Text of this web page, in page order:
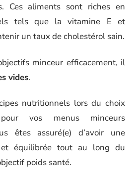
Ces aliments sont riches en
tels que la vitamine E et
un taux de cholestérol sain.
minceur efficacement, il
vides.
nutritionnels lors du choix
vos menus minceurs
êtes assuré(e) d’avoir une
et équilibrée tout au long du
poids santé.